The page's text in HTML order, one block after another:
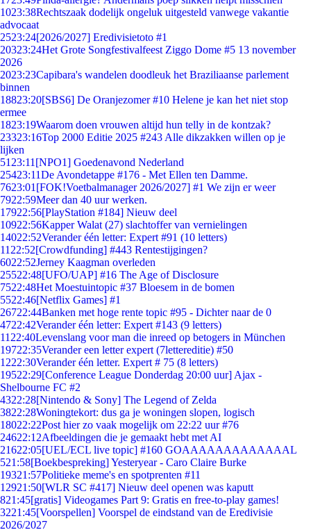
1023:38Rechtszaak dodelijk ongeluk uitgesteld vanwege vakantie
advocaat
2523:24[2026/2027] Eredivisietoto #1
20323:24Het Grote Songfestivalfeest Ziggo Dome #5 13 november
2026
2023:23Capibara's wandelen doodleuk het Braziliaanse parlement
binnen
18823:20[SBS6] De Oranjezomer #10 Helene je kan het niet stop
ermee
1823:19Waarom doen vrouwen altijd hun telly in de kontzak?
23323:16Top 2000 Editie 2025 #243 Alle dikzakken willen op je
lijken
51 23:11 [NPO1] Goedenavond Nederland
25423:11De Avondetappe #176 - Met Ellen ten Damme.
7623:01 [FOK!Voetbalmanager 2026/2027] #1 We zijn er weer
7922:59Meer dan 40 uur werken.
17922:56[PlayStation #184] Nieuw deel
10922:56Kapper Walat (27) slachtoffer van vernielingen
14022:52Verander één letter: Expert #91 (10 letters)
11 22:52[Crowdfunding] #443 Rentestijgingen?
6022:52Jerney Kaagman overleden
25522:48[UFO/UAP] #16 The Age of Disclosure
7522:48Het Moestuintopic #37 Bloesem in de bomen
5522:46[Netflix Games] #1
26722:44Banken met hoge rente topic #95 - Dichter naar de 0
4722:42Verander één letter: Expert #143 (9 letters)
11 22:40Levenslang voor man die inreed op betogers in München
19722:35Verander een letter expert (7lettereditie) #50
1222:30Verander één letter. Expert # 75 (8 letters)
19522:29[Conference League Donderdag 20:00 uur] Ajax -
Shelbourne FC #2
4322:28[Nintendo & Sony] The Legend of Zelda
3822:28Woningtekort: dus ga je woningen slopen, logisch
18022:22Post hier zo vaak mogelijk om 22:22 uur #76
24622:12Afbeeldingen die je gemaakt hebt met AI
21622:05[UEL/ECL live topic] #160 GOAAAAAAAAAAAAAL
521:58[Boekbespreking] Yesteryear - Caro Claire Burke
19321:57Politieke meme's en spotprenten #11
12921:50[WLR SC #417] Nieuw deel openen was kaputt
821:45[gratis] Videogames Part 9: Gratis en free-to-play games!
3221:45[Voorspellen] Voorspel de eindstand van de Eredivisie
2026/2027